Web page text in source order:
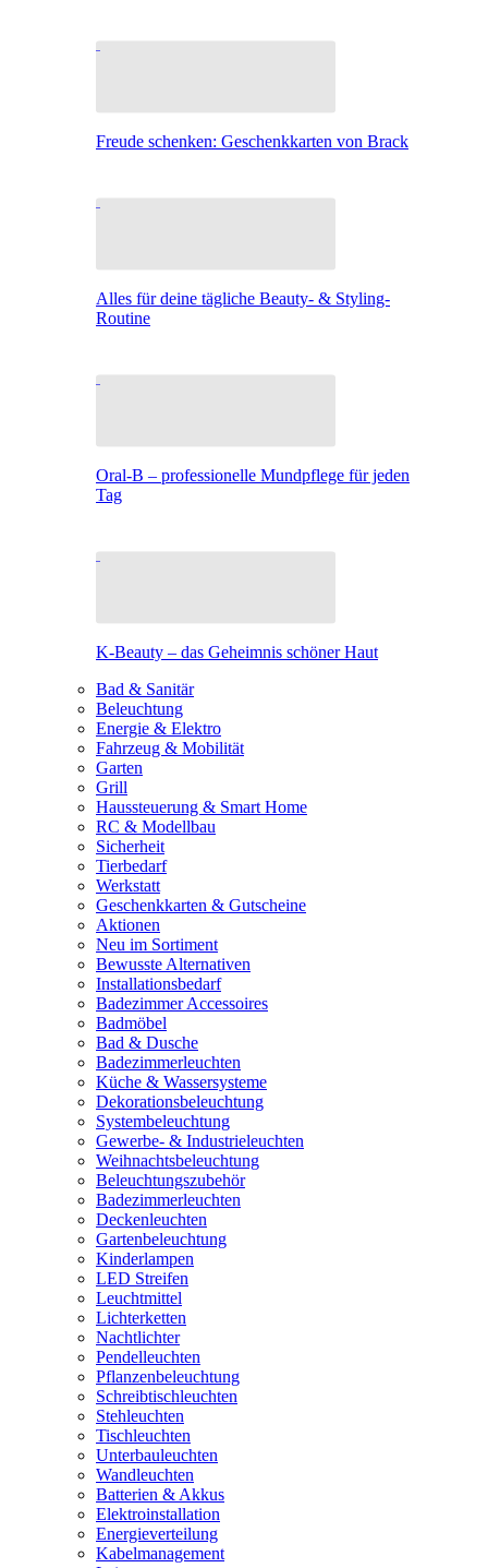
Freude schenken: Geschenkkarten von Brack
Alles für deine tägliche Beauty- & Styling-
Routine
Oral-B – professionelle Mundpflege für jeden
Tag
K-Beauty – das Geheimnis schöner Haut
Bad & Sanitär
Beleuchtung
Energie & Elektro
Fahrzeug & Mobilität
Garten
Grill
Haussteuerung & Smart Home
RC & Modellbau
Sicherheit
Tierbedarf
Werkstatt
Geschenkkarten & Gutscheine
Aktionen
Neu im Sortiment
Bewusste Alternativen
Installationsbedarf
Badezimmer Accessoires
Badmöbel
Bad & Dusche
Badezimmerleuchten
Küche & Wassersysteme
Dekorationsbeleuchtung
Systembeleuchtung
Gewerbe- & Industrieleuchten
Weihnachtsbeleuchtung
Beleuchtungszubehör
Badezimmerleuchten
Deckenleuchten
Gartenbeleuchtung
Kinderlampen
LED Streifen
Leuchtmittel
Lichterketten
Nachtlichter
Pendelleuchten
Pflanzenbeleuchtung
Schreibtischleuchten
Stehleuchten
Tischleuchten
Unterbauleuchten
Wandleuchten
Batterien & Akkus
Elektroinstallation
Energieverteilung
Kabelmanagement